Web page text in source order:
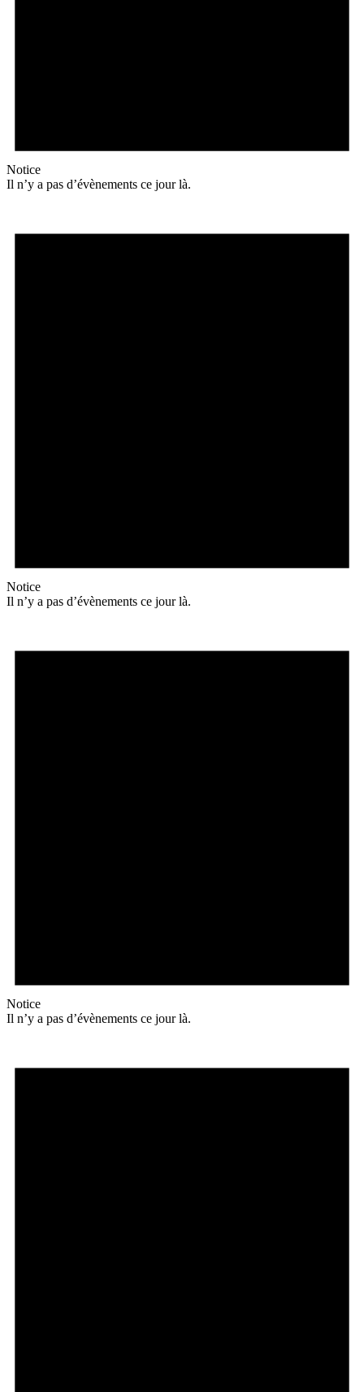
Notice
Il n’y a pas d’évènements ce jour là.
Notice
Il n’y a pas d’évènements ce jour là.
Notice
Il n’y a pas d’évènements ce jour là.